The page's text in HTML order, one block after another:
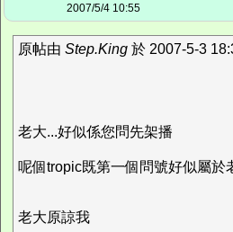
2007/5/4 10:55
原帖由 Step.King 於 2007-5-3
老大...好似係您問先架播
呢個tropic既第一個問號好似屬於
老大原諒我